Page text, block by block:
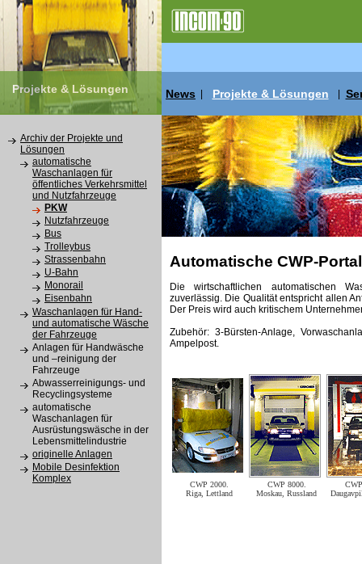
Projekte & Lösungen News Projekte & Lösungen
Archiv der Projekte und
Lösungen
automatische
Waschanlagen für
öffentliches Verkehrsmittel
und Nutzfahrzeuge
PKW
Nutzfahrzeuge
Bus
Trolleybus
Strassenbahn
U-Bahn
Monorail
Eisenbahn
Waschanlagen für Hand-
und automatische Wäsche
der Fahrzeuge
Anlagen für Handwäsche
und –reinigung der
Fahrzeuge
Abwasserreinigungs- und
Recyclingsysteme
automatische
Waschanlagen für
Ausrüstungswäsche in der
Lebensmittelindustrie
originelle Anlagen
Mobile Desinfektion
Komplex
Automatische CWP-
Die wirtschaftlichen automatischen
zuverlässig. Die Qualität entspricht allen
Der Preis wird auch kritischem
Zubehör: 3-Bürsten-Anlage,
Ampelpost.
CWP 2000.
Riga, Lettland
CWP 8000.
Moskau, Russland